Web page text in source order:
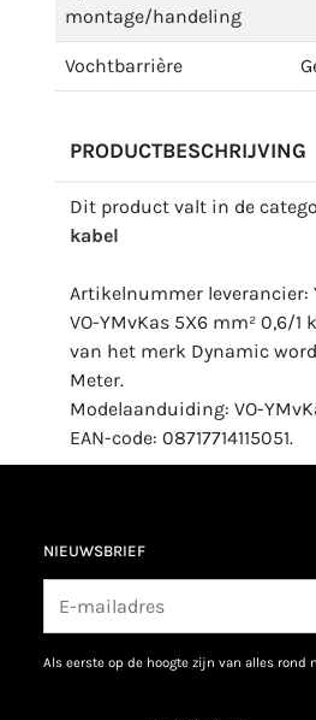
montage/handeling
Vochtbarrière
PRODUCTBESCHRIJVING
Dit product valt in de
kabel
Artikelnummer leverancier:
VO-YMvKas 5X6 mm² 0,6/1
van het merk Dynamic
Meter.
Modelaanduiding: VO-
EAN-code: 08717714115051.
NIEUWSBRIEF
als eerste op de hoogte zijn van alles rond